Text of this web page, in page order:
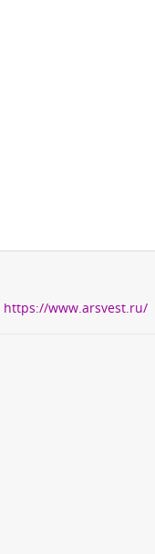
https://www.arsvest.ru/